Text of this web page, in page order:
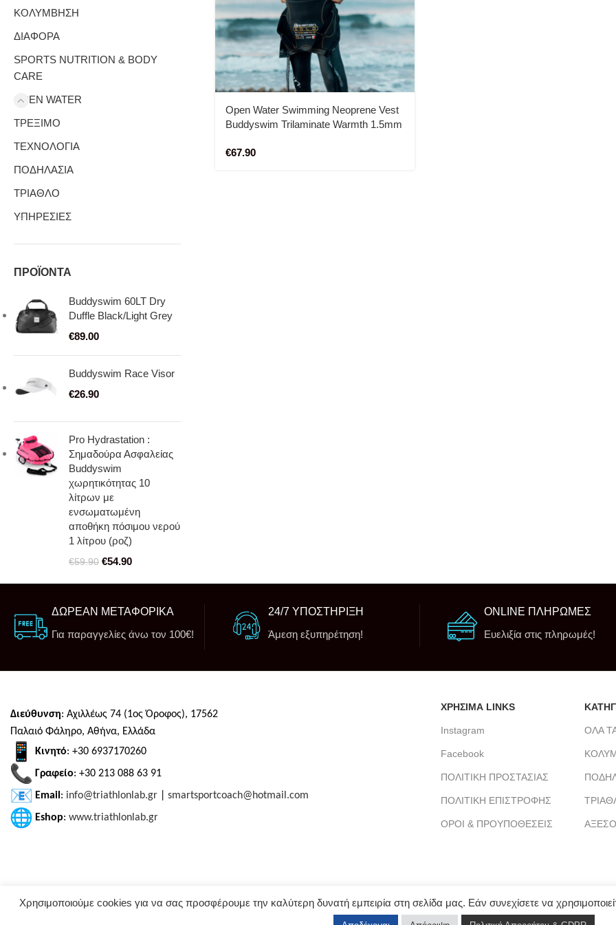
ΚΟΛΥΜΒΗΣΗ
ΔΙΑΦΟΡΑ
SPORTS NUTRITION & BODY
CARE
OPEN WATER
ΤΡΕΞΙΜΟ
ΤΕΧΝΟΛΟΓΙΑ
ΠΟΔΗΛΑΣΙΑ
ΤΡΙΑΘΛΟ
ΥΠΗΡΕΣΙΕΣ
ΠΡΟΪΟΝΤΑ
Buddyswim 60LT Dry
Duffle Black/Light Grey
€89.00
Buddyswim Race Visor
€26.90
Pro Hydrastation :
Σημαδούρα Ασφαλείας
Buddyswim
χωρητικότητας 10
λίτρων με
ενσωματωμένη
αποθήκη πόσιμου νερού
1 λίτρου (ροζ)
€59.90 €54.90
Open Water Swimming Neoprene Vest
Buddyswim Trilaminate Warmth 1.5mm
€67.90
ΔΩΡΕΑΝ ΜΕΤΑΦΟΡΙΚΑ
Για παραγγελίες άνω τον 100€!
24/7 ΥΠΟΣΤΗΡΙΞΗ
Άμεση εξυπηρέτηση!
ONLINE ΠΛΗΡΩΜΕΣ
Ευελιξία στις πληρωμές!
Διεύθυνση: Αχιλλέως 74 (1ος Όροφος), 17562
Παλαιό Φάληρο, Αθήνα, Ελλάδα
Κινητό: +30 6937170260
Γραφείο: +30 213 088 63 91
Email : info@triathlonlab.gr
smartsportcoach@hotmail.com
Eshop: www.triathlonlab.gr
ΧΡΗΣΙΜΑ LINKS
Instagram
Facebook
ΠΟΛΙΤΙΚΗ ΠΡΟΣΤΑΣΙΑΣ
ΠΟΛΙΤΙΚΗ ΕΠΙΣΤΡΟΦΗΣ
ΟΡΟΙ & ΠΡΟΥΠΟΘΕΣΕΙΣ
ΟΛΑ
CLICKMYWAY 2021 - PREMIUM E-COMMERCE SOLUTIONS.
Χρησιμοποιούμε cookies για να σας προσφέρουμε την καλύτερη δυνατή εμπειρία στη σελίδα μας. Εάν συνεχίσετε να